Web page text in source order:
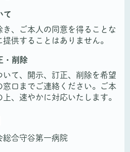
て
、ご本人の同意を得ることな
供することはありません。
・削除
いて、開示、訂正、削除を希望
窓口までご連絡ください。ご本
、速やかに対応いたします。
総合守谷第一病院